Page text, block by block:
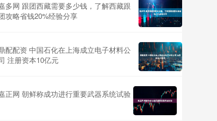
多网 跟团西藏需要多少钱，了解西藏跟
攻略省钱20%经验分享
配配资 中国石化在上海成立电子材料公
注册资本10亿元
正网 朝鲜称成功进行重要武器系统试验